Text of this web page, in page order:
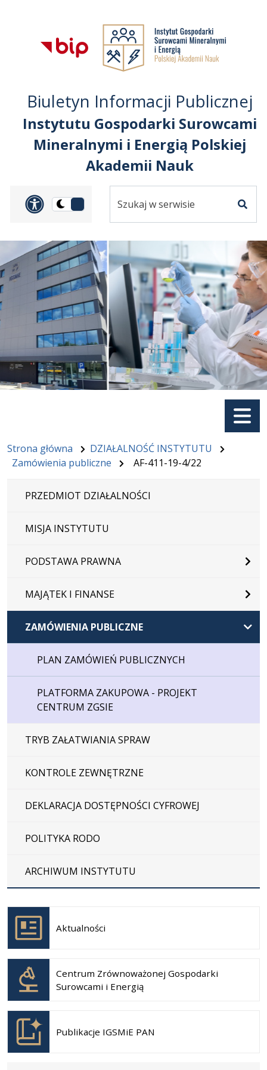
Przejdź do
głównego menu
Przejdź do treści
Przejdź do mapy
serwisu
Biuletyn Informacji Publicznej
Instytutu Gospodarki Surowcami
Mineralnymi i Energią Polskiej
Akademii Nauk
Panel dostosowania
Przełącz
ciemną
serwisie
Menu
Strona główna
DZIAŁALNOŚĆ INSTYTUTU
Zamówienia publiczne
AF-411-19-4/22
PRZEDMIOT DZIAŁALNOŚCI
MISJA INSTYTUTU
PODSTAWA PRAWNA
MAJĄTEK I FINANSE
ZAMÓWIENIA PUBLICZNE
PLAN ZAMÓWIEŃ PUBLICZNYCH
PLATFORMA ZAKUPOWA - PROJEKT
CENTRUM ZGSIE
TRYB ZAŁATWIANIA SPRAW
KONTROLE ZEWNĘTRZNE
DEKLARACJA DOSTĘPNOŚCI CYFROWEJ
POLITYKA RODO
ARCHIWUM INSTYTUTU
Aktualności
Otwiera
się w
nowej
karcie
Centrum Zrównoważonej Gospodarki
Surowcami i Energią
Otwiera
się w
nowej
karcie
Publikacje IGSMiE PAN
Otwiera
się w
nowej
karcie